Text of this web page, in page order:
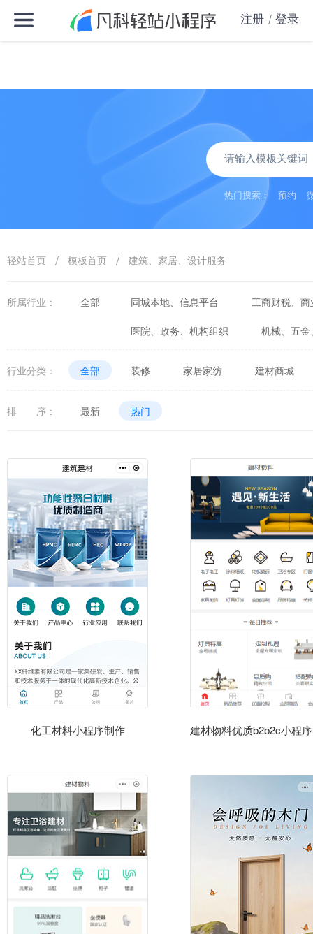
注册 登录
热门搜索： 预约
轻站首页 / 模板首页 / 建筑、家居、设计服务
所属行业： 全部 同城本地、信息平台 工商财税、
医院、政务、机构组织 机械、五
行业分类： 全部 装修 家居家纺 建材商城
排 序： 最新 热门
化工材料小程序制作